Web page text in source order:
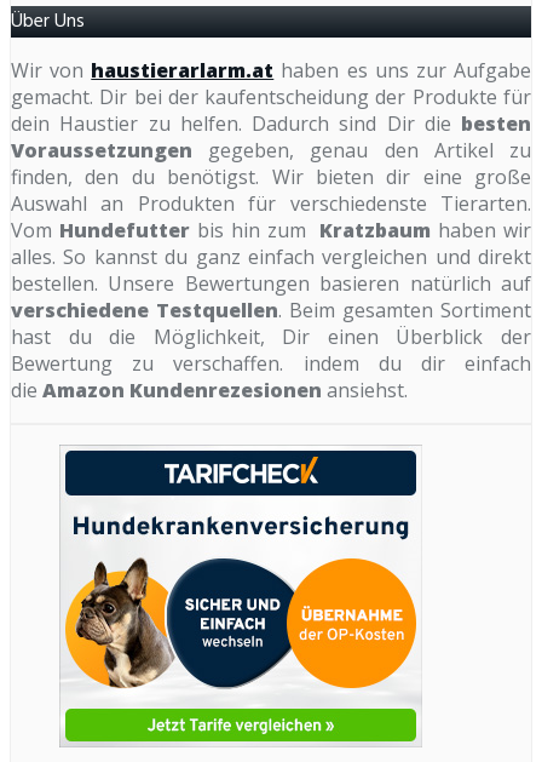
Über Uns
Wir von haustierarlarm.at haben es uns zur Aufgabe
gemacht. Dir bei der kaufentscheidung der Produkte für
dein Haustier zu helfen. Dadurch sind Dir die besten
Voraussetzungen gegeben, genau den Artikel zu
finden, den du benötigst. Wir bieten dir eine große
Auswahl an Produkten für verschiedenste Tierarten.
Vom Hundefutter bis hin zum Kratzbaum haben wir
alles. So kannst du ganz einfach vergleichen und direkt
bestellen. Unsere Bewertungen basieren natürlich auf
verschiedene Testquellen. Beim gesamten Sortiment
hast du die Möglichkeit, Dir einen Überblick der
Bewertung zu verschaffen. indem du dir einfach
die Amazon Kundenrezesionen ansiehst.